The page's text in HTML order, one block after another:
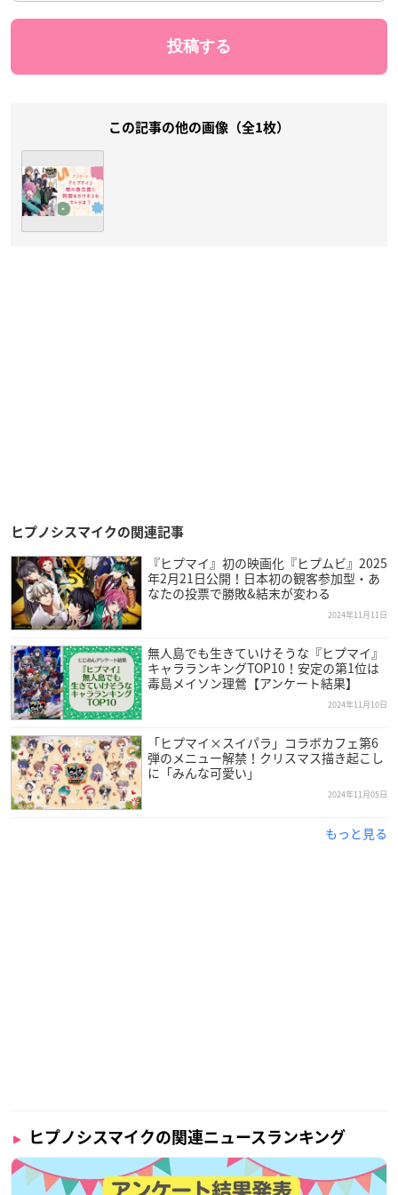
この記事の他の画像（全1枚）
ヒプノシスマイクの関連記事
『ヒプマイ』初の映画化『ヒプムビ』2025
年2月21日公開！日本初の観客参加型・あ
なたの投票で勝敗&結末が変わる
2024年11月11日
無人島でも生きていけそうな『ヒプマイ』
キャラランキングTOP10！安定の第1位は
毒島メイソン理鶯【アンケート結果】
2024年11月10日
「ヒプマイ×スイパラ」コラボカフェ第6
弾のメニュー解禁！クリスマス描き起こし
に「みんな可愛い」
2024年11月05日
もっと見る
ヒプノシスマイクの関連ニュースランキング